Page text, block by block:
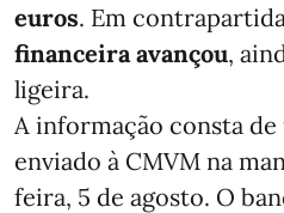
euros. Em
financeira avançou,
ligeira.
A informação consta
enviado à CMVM na
feira, 5 de agosto. O